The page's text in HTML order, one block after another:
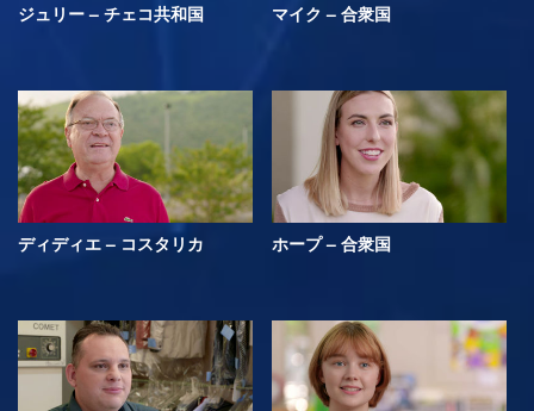
ジュリー – チェコ共和国 マイク – 合衆国
ディディエ – コスタリカ ホープ – 合衆国